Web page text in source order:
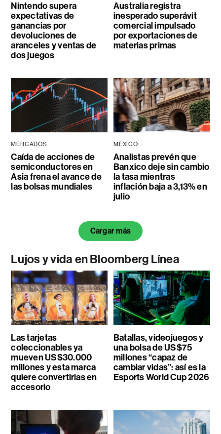
Nintendo supera
expectativas de
ganancias por
devoluciones de
aranceles y ventas de
dos juegos
Australia registra
inesperado superávit
comercial impulsado
por exportaciones de
materias primas
MERCADOS
Caída de acciones de
semiconductores en
Asia frena el avance de
las bolsas mundiales
MÉXICO
Analistas prevén que
Banxico deje sin cambio
la tasa mientras
inflación baja a 3,13% en
julio
Cargar más
Lujos y vida en Bloomberg Línea
Las tarjetas
coleccionables ya
mueven US$30.000
millones y esta marca
quiere convertirlas en
accesorio
Batallas, videojuegos y
una bolsa de US$75
millones “capaz de
cambiar vidas”: así es la
Esports World Cup 2026